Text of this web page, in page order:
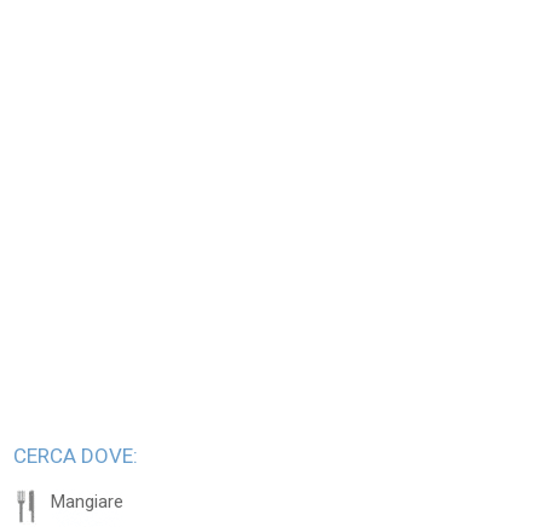
CERCA DOVE:
Mangiare